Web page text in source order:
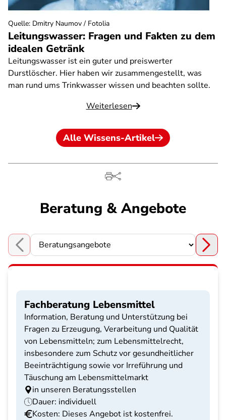
Leitungswasser: Fragen und Fakten zu dem
idealen Getränk
Leitungswasser ist ein guter und preiswerter
Durstlöscher. Hier haben wir zusammengestellt, was
man rund ums Trinkwasser wissen und beachten sollte.
Weiterlesen
Quelle: Dmitry Naumov / Fotolia
Alle Wissens-Artikel
Beratung & Angebote
Choose a section
Fachberatung Lebensmittel
Information, Beratung und Unterstützung bei
Fragen zu Erzeugung, Verarbeitung und Qualität
von Lebensmitteln; zum Lebensmittelrecht,
insbesondere zum Schutz vor gesundheitlicher
Beeinträchtigung sowie vor Irreführung und
Täuschung am Lebensmittelmarkt
in unseren Beratungsstellen
Dauer: individuell
Kosten: Dieses Angebot ist kostenfrei.